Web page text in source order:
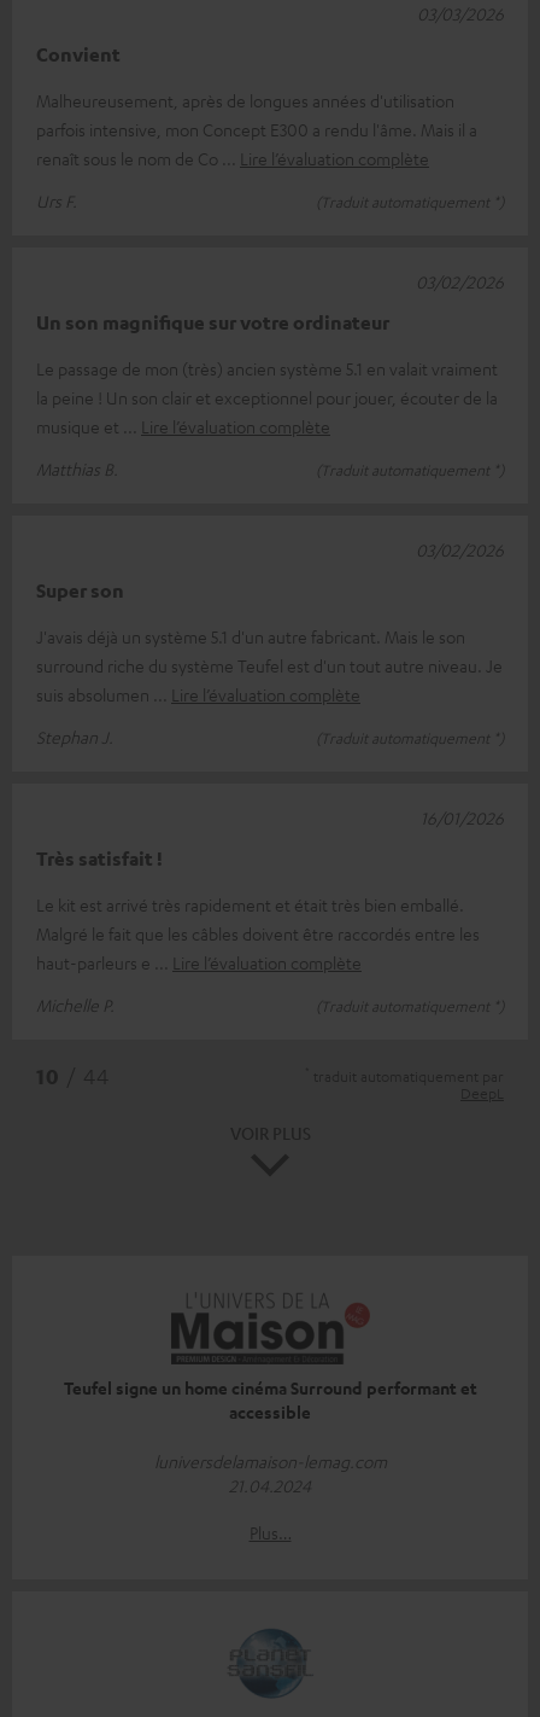
Convient
Malheureusement, après de longues années d'utilisation
parfois intensive, mon Concept E300 a rendu l'âme. Mais il a
renaît sous le nom de Co
Lire l’évaluation complète
Urs F.
(Traduit automatiquement *)
03/03/2026
Un son magnifique sur votre ordinateur
Le passage de mon (très) ancien système 5.1 en valait vraiment
la peine ! Un son clair et exceptionnel pour jouer, écouter de la
musique et
Lire l’évaluation complète
Matthias B.
(Traduit automatiquement *)
03/02/2026
Super son
J'avais déjà un système 5.1 d'un autre fabricant. Mais le son
surround riche du système Teufel est d'un tout autre niveau. Je
suis absolumen
Lire l’évaluation complète
Stephan J.
(Traduit automatiquement *)
03/02/2026
Très satisfait !
Le kit est arrivé très rapidement et était très bien emballé.
Malgré le fait que les câbles doivent être raccordés entre les
haut-parleurs e
Lire l’évaluation complète
Michelle P.
(Traduit automatiquement *)
16/01/2026
Teufel signe un home cinéma Surround performant et
accessible
luniversdelamaison-lemag.com
21.04.2024
Plus…